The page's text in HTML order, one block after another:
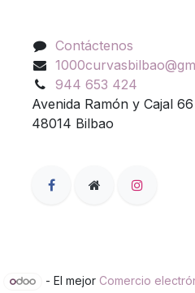
Contáctenos
944 653 424
Avenida Ramón y Cajal 66
48014 Bilbao
- El mejor Comercio